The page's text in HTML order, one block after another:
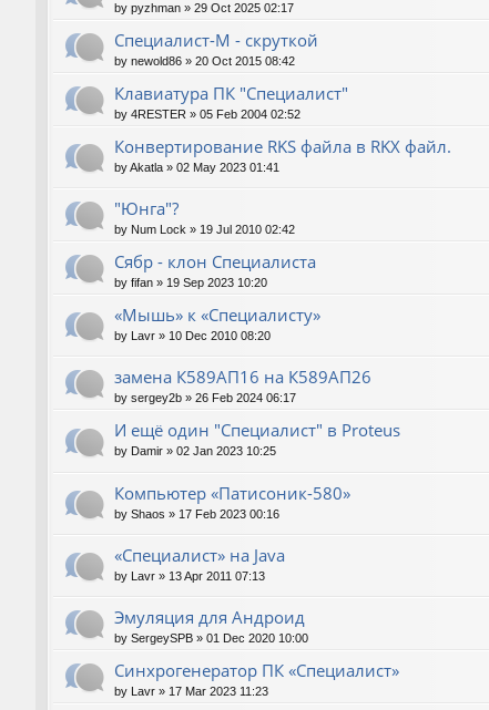
by pyzhman » 29 Oct 2025 02:17
Специалист-М - скруткой
by newold86 » 20 Oct 2015 08:42
Клавиатура ПК "Специалист"
by 4RESTER » 05 Feb 2004 02:52
Конвертирование RKS файла в RKX файл.
byAkatla » 02 May 2023 01:41
"Юнга"?
by Num Lock » 19 Jul 2010 02:42
Сябр - клон Специалиста
by fifan » 19 Sep 2023 10:20
«Мышь» к «Специалисту»
by Lavr » 10 Dec 2010 08:20
замена К589АП16 на К589АП26
by sergey2b » 26 Feb 2024 06:17
И ещё один "Специалист" в Proteus
by Damir » 02 Jan 2023 10:25
Компьютер «Патисоник-580»
by Shaos » 17 Feb 2023 00:16
«Специалист» на Java
by Lavr » 13 Apr 2011 07:13
Эмуляция для Андроид
by SergeySPB » 01 Dec 2020 10:00
Синхрогенератор ПК «Специалист»
by Lavr » 17 Mar 2023 11:23